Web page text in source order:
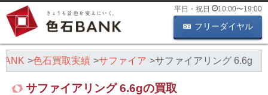
平日・祝日 10:00〜19:00
フリーダイヤル
色石買取実績 サファイア サファイアリング 6.6g
サファイアリング 6.6gの買取